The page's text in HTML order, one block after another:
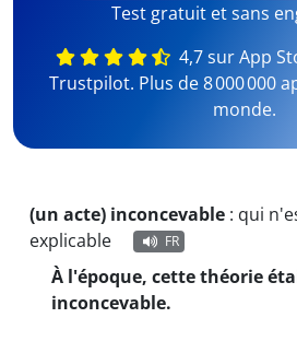
Test gratuit et sans
4,7 sur App
Trustpilot. Plus de 8 000 000
monde.
(un acte) inconcevable : qui
explicable
FR
À l'époque, cette théorie
inconcevable.